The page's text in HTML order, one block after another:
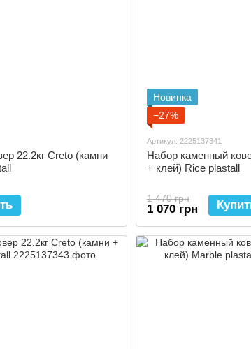
22.2кг Creto (камни
Новинка
−27%
Артикул: 2225137341
Набор каменный
+ клей) Rice plastall
1 470 грн
1 070 грн